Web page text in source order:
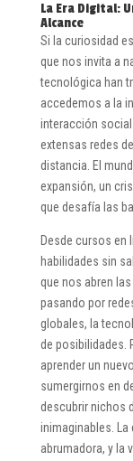
La Era Digital:
Alcance
Si la curiosidad
que nos invita a
tecnológica han
accedemos a la
interacción
extensas redes
distancia. El
expansión, un
que desafía las
Desde cursos en
habilidades sin
que nos abren
pasando por
globales, la
de posibilidades.
aprender un
sumergirnos en
descubrir nichos
inimaginables.
abrumadora, y la